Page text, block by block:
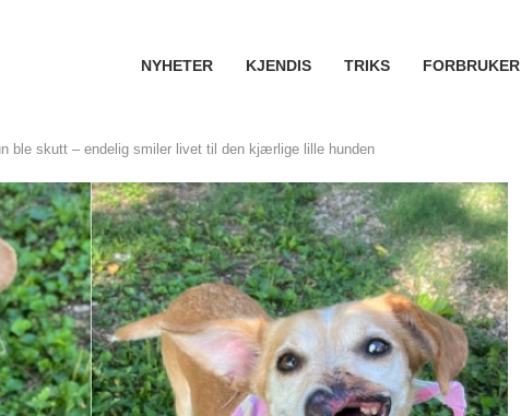
NYHETER KJENDIS TRIKS FORBRUKER
ble skutt – endelig smiler livet til den kjærlige lille hunden